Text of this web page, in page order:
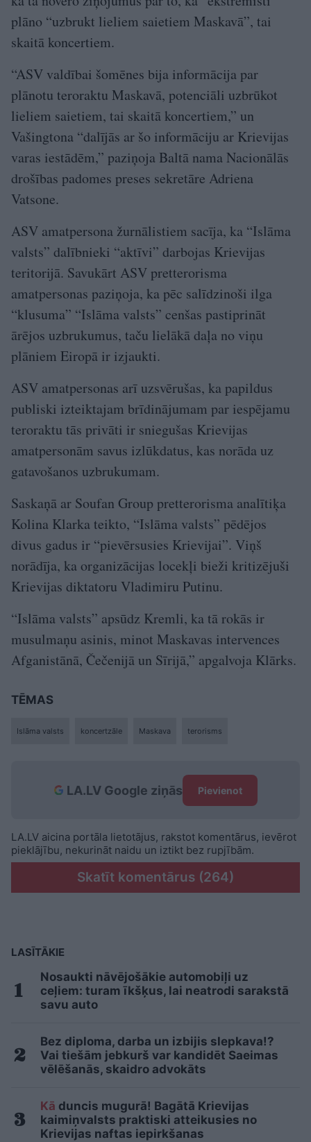
plāno “uzbrukt lieliem saietiem Maskavā”, tai
skaitā koncertiem.
“ASV valdībai šomēnes bija informācija par
plānotu teroraktu Maskavā, potenciāli uzbrūkot
lieliem saietiem, tai skaitā koncertiem,” un
Vašingtona “dalījās ar šo informāciju ar Krievijas
varas iestādēm,” paziņoja Baltā nama Nacionālās
drošības padomes preses sekretāre Adriena
Vatsone.
ASV amatpersona žurnālistiem sacīja, ka “Islāma
valsts” dalībnieki “aktīvi” darbojas Krievijas
teritorijā. Savukārt ASV pretterorisma
amatpersonas paziņoja, ka pēc salīdzinoši ilga
“klusuma” “Islāma valsts” cenšas pastiprināt
ārējos uzbrukumus, taču lielākā daļa no viņu
plāniem Eiropā ir izjaukti.
ASV amatpersonas arī uzsvērušas, ka papildus
publiski izteiktajam brīdinājumam par iespējamu
teroraktu tās privāti ir sniegušas Krievijas
amatpersonām savus izlūkdatus, kas norāda uz
gatavošanos uzbrukumam.
Saskaņā ar Soufan Group pretterorisma analītiķa
Kolina Klarka teikto, “Islāma valsts” pēdējos
divus gadus ir “pievērsusies Krievijai”. Viņš
norādīja, ka organizācijas locekļi bieži kritizējuši
Krievijas diktatoru Vladimiru Putinu.
“Islāma valsts” apsūdz Kremli, ka tā rokās ir
musulmaņu asinis, minot Maskavas intervences
Afganistānā, Čečenijā un Sīrijā,” apgalvoja Klārks.
TĒMAS
Islāma valsts koncertzāle Maskava terorisms
LA.LV Google ziņās Pievienot
LA.LV aicina portāla lietotājus, rakstot komentārus, ievērot
pieklājību, nekurināt naidu un iztikt bez rupjībām.
Skatīt komentārus (264)
LASĪTĀKIE
Nosaukti nāvējošākie automobiļi uz
ceļiem: turam īkšķus, lai neatrodi sarakstā
savu auto
Bez diploma, darba un izbijis slepkava!?
Vai tiešām jebkurš var kandidēt Saeimas
vēlēšanās, skaidro advokāts
Kā duncis mugurā! Bagātā Krievijas
kaimiņvalsts praktiski atteikusies no
Krievijas naftas iepirkšanas